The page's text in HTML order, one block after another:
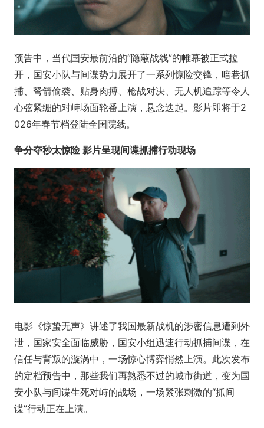
预告中，当代国安最前沿的“隐蔽战线”的帷幕被正式拉
开，国安小队与间谍势力展开了一系列惊险交锋，暗巷抓
捕、弩箭偷袭、贴身肉搏、枪战对决、无人机追踪等令人
心弦紧绷的对峙场面轮番上演，悬念迭起。影片即将于2
026年春节档登陆全国院线。
争分夺秒太惊险 影片呈现间谍抓捕行动现场
电影《惊蛰无声》讲述了我国最新战机的涉密信息遭到外
泄，国家安全面临威胁，国安小组迅速行动抓捕间谍，在
信任与背叛的漩涡中，一场惊心博弈悄然上演。此次发布
的定档预告中，那些我们再熟悉不过的城市街道，变为国
安小队与间谍生死对峙的战场，一场紧张刺激的“抓间
谍”行动正在上演。